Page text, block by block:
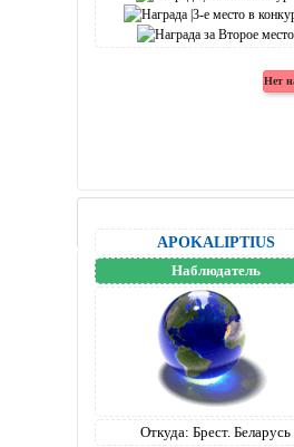
APOKALIPTIUS
Наблюдатель
Откуда: Брест. Беларусь